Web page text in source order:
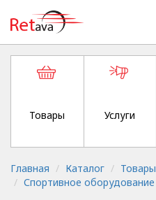
Товары Услуги
Главная Каталог Товары
Спортивное оборудование